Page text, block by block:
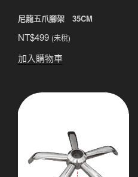
尼龍五爪腳架 35CM
NT$499 (未稅)
加入購物車